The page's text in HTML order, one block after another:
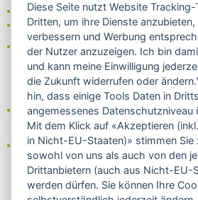
- Rechnung
- Lastschrift/Bankeinzug
Das Internetsiegel "GEPRÜFTER
Partner von:
Wine in Moderation - bewußt genießen
Erfahren Sie mehr über Biowein in
uns!
Blog
Facebook
Diese Seite nutzt Website
Dritten, um ihre Dienste
verbessern und Werbung
der Nutzer anzuzeigen. Ich bin
und kann meine Einwilligung
die Zukunft widerrufen oder
hin, dass einige Tools Daten in
angemessenes Datenschutzniveau
Mit dem Klick auf «Akzeptieren
in Nicht-EU-Staaten)» stimmen Sie
sowohl von uns als auch von den
Drittanbietern (auch aus Nicht-EU-
werden dürfen. Sie können Ihre